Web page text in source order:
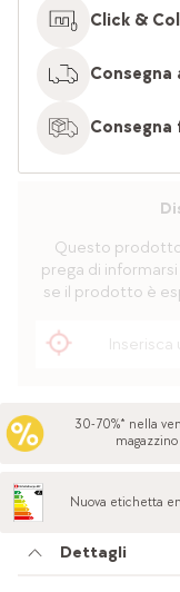
Click &
Consegna
Consegna
Questo
prega di
se il prodotto è
30-70%* nella
magazzino
Nuova etichetta
Dettagli